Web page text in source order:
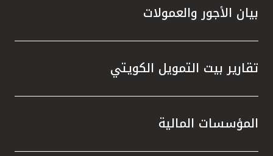
بيان الأجور والعمولات
تقارير بيت التمويل الكويتي
المؤسسات المالية